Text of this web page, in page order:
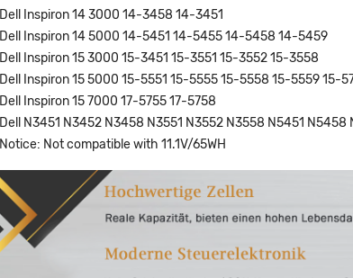
Dell Inspiron 14 3000 14-3458 14-3451
Dell Inspiron 14 5000 14-5451 14-5455 14-5458 14-5459
Dell Inspiron 15 3000 15-3451 15-3551 15-3552 15-3558
Dell Inspiron 15 5000 15-5551 15-5555 15-5558 15-5559 15-
Dell Inspiron 15 7000 17-5755 17-5758
Dell N3451 N3452 N3458 N3551 N3552 N3558 N5451
Notice: Not compatible with 11.1V/65WH